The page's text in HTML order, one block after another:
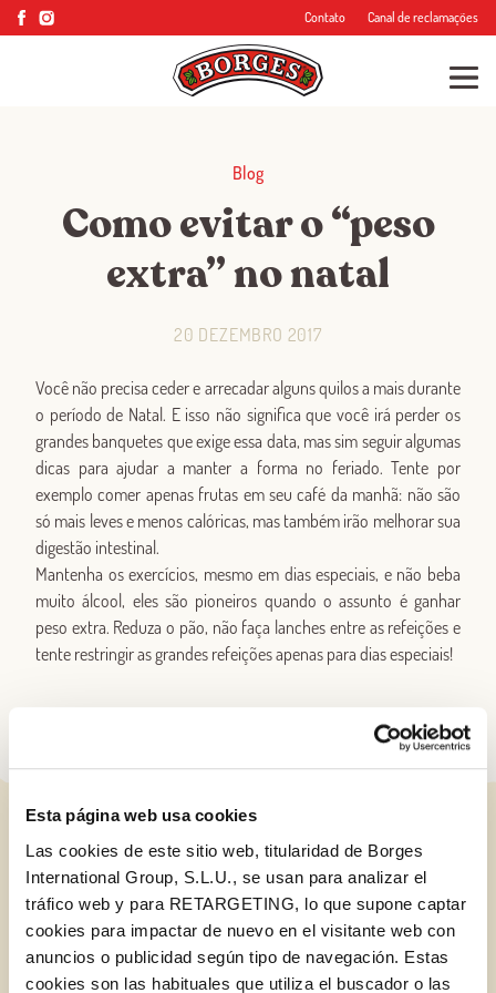
Esta página web usa cookies
Las cookies de este sitio web, titularidad de Borges
International Group, S.L.U., se usan para analizar el
tráfico web y para RETARGETING, lo que supone captar
cookies para impactar de nuevo en el visitante web con
anuncios o publicidad según tipo de navegación. Estas
cookies son las habituales que utiliza el buscador o las
Contato Canal de reclamações
Blog
Como evitar o “peso
extra” no natal
20 DEZEMBRO 2017
Você não precisa ceder e arrecadar alguns quilos a mais durante
o período de Natal. E isso não significa que você irá perder os
grandes banquetes que exige essa data, mas sim seguir algumas
dicas para ajudar a manter a forma no feriado. Tente por
exemplo comer apenas frutas em seu café da manhã: não são
só mais leves e menos calóricas, mas também irão melhorar sua
digestão intestinal.
Mantenha os exercícios, mesmo em dias especiais, e não beba
muito álcool, eles são pioneiros quando o assunto é ganhar
peso extra. Reduza o pão, não faça lanches entre as refeições e
tente restringir as grandes refeições apenas para dias especiais!
RELATED POSTS